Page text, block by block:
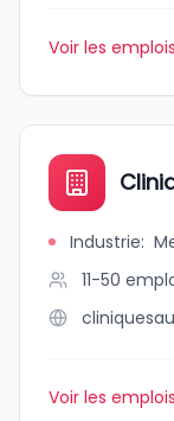
Voir les
Industrie:
11-50
Voir les